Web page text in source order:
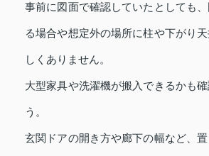
事前に図面で確認していたとしても
る場合や想定外の場所に柱や下がり
しくありません。
大型家具や洗濯機が搬入できるかも
う。
玄関ドアの開き方や廊下の幅など、